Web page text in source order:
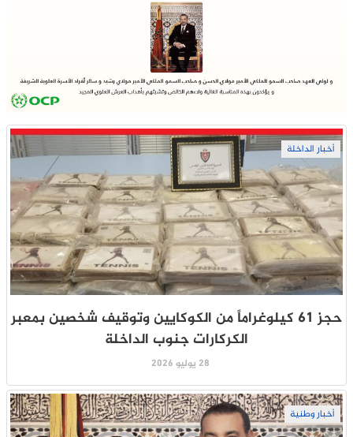
أخبار الداخلة
حجز 61 كيلوغراماً من الكوكايين وتوقيف شخصين بمعبر
الكركارات جنوب الداخلة
28 يوليو 2026
أخبار وطنية